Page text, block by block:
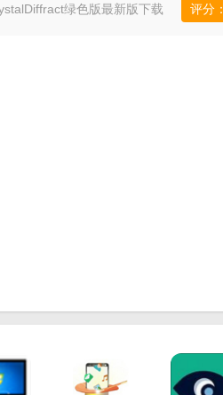
绿色版最新版下载 评分：